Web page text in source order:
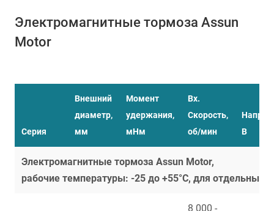
Электромагнитные тормоза Assun
Motor
Серия
Внешний
диаметр,
мм
Момент
удержания,
мНм
Вх.
Скорость,
об/мин
В
Электромагнитные тормоза Assun Motor,
рабочие температуры: -25 до +55°С, для отдельных
8 000 -